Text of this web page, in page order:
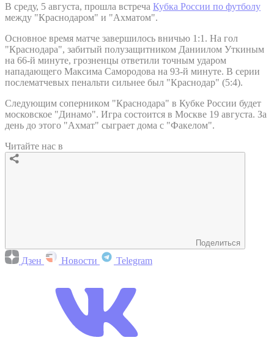
В среду, 5 августа, прошла встреча Кубка России по футболу
между "Краснодаром" и "Ахматом".
Основное время матче завершилось вничью 1:1. На гол
"Краснодара", забитый полузащитником Даниилом Уткиным
на 66-й минуте, грозненцы ответили точным ударом
нападающего Максима Самородова на 93-й минуте. В серии
послематчевых пенальти сильнее был "Краснодар" (5:4).
Следующим соперником "Краснодара" в Кубке России будет
московское "Динамо". Игра состоится в Москве 19 августа. За
день до этого "Ахмат" сыграет дома с "Факелом".
Читайте нас в
Поделиться
Дзен Новости Telegram